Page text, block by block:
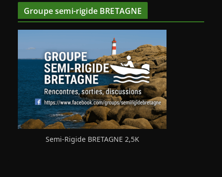
Groupe semi-rigide BRETAGNE
Semi-Rigide BRETAGNE 2,5K